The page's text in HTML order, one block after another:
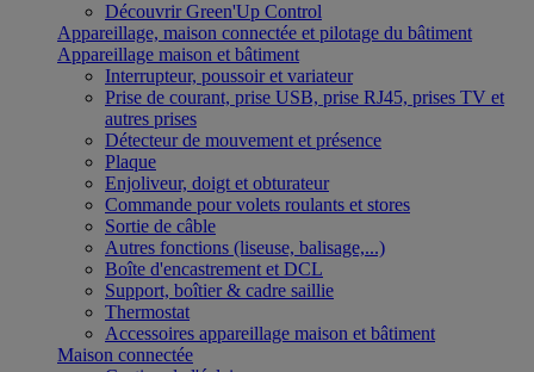
Découvrir Green'Up Control
Appareillage, maison connectée et pilotage du bâtiment
Appareillage maison et bâtiment
Interrupteur, poussoir et variateur
Prise de courant, prise USB, prise RJ45, prises TV et
autres prises
Détecteur de mouvement et présence
Plaque
Enjoliveur, doigt et obturateur
Commande pour volets roulants et stores
Sortie de câble
Autres fonctions (liseuse, balisage,...)
Boîte d'encastrement et DCL
Support, boîtier & cadre saillie
Thermostat
Accessoires appareillage maison et bâtiment
Maison connectée